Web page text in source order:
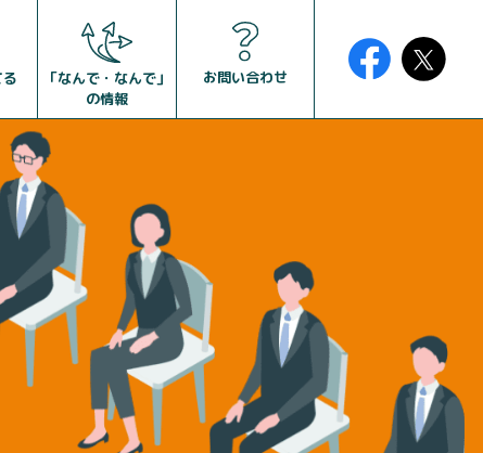
「なんで・なんで」
の情報
お問い合わせ